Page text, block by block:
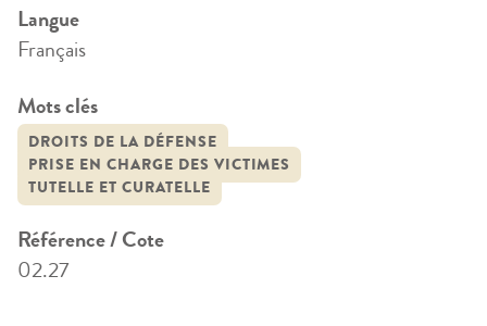
Langue
Français
Mots clés
DROITS DE LA DÉFENSE
PRISE EN CHARGE DES VICTIMES
TUTELLE ET CURATELLE
Référence / Cote
02.27